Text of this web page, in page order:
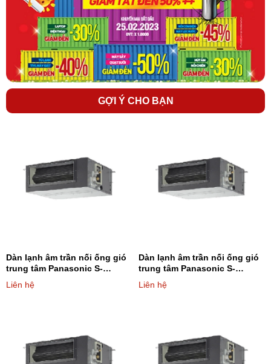
GỢI Ý CHO BẠN
Dàn lạnh âm trần nối ống gió
trung tâm Panasonic S-
22MF2E5A8 7.500BTU - Loại 2
chiều (AST trung bình)
Liên hệ
Dàn lạnh âm trần nối ống gió
trung tâm Panasonic S-
28MF2E5A8 9.600BTU - Loại 2
chiều (AST trung bình)
Liên hệ